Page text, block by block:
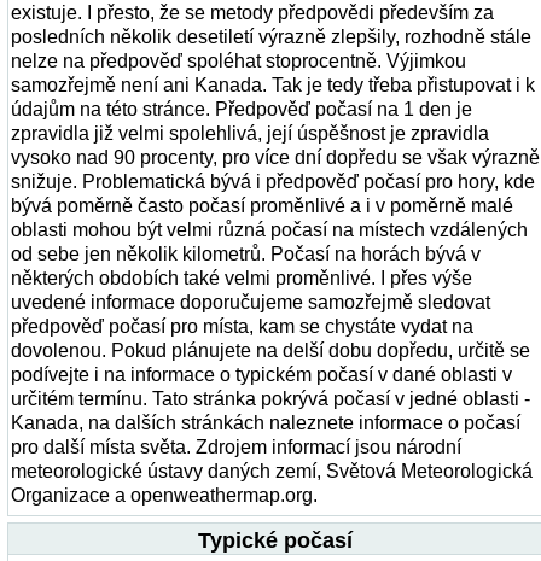
existuje. I přesto, že se metody předpovědi především za
posledních několik desetiletí výrazně zlepšily, rozhodně stále
nelze na předpověď spoléhat stoprocentně. Výjimkou
samozřejmě není ani Kanada. Tak je tedy třeba přistupovat i k
údajům na této stránce. Předpověď počasí na 1 den je
zpravidla již velmi spolehlivá, její úspěšnost je zpravidla
vysoko nad 90 procenty, pro více dní dopředu se však výrazně
snižuje. Problematická bývá i předpověď počasí pro hory, kde
bývá poměrně často počasí proměnlivé a i v poměrně malé
oblasti mohou být velmi různá počasí na místech vzdálených
od sebe jen několik kilometrů. Počasí na horách bývá v
některých obdobích také velmi proměnlivé. I přes výše
uvedené informace doporučujeme samozřejmě sledovat
předpověď počasí pro místa, kam se chystáte vydat na
dovolenou. Pokud plánujete na delší dobu dopředu, určitě se
podívejte i na informace o typickém počasí v dané oblasti v
určitém termínu. Tato stránka pokrývá počasí v jedné oblasti -
Kanada, na dalších stránkách naleznete informace o počasí
pro další místa světa. Zdrojem informací jsou národní
meteorologické ústavy daných zemí, Světová Meteorologická
Organizace a openweathermap.org.
Typické počasí